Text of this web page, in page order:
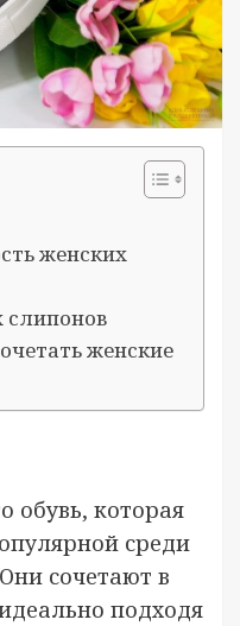
женских
слипонов
женские
обувь, которая
среди
сочетают в
подходя